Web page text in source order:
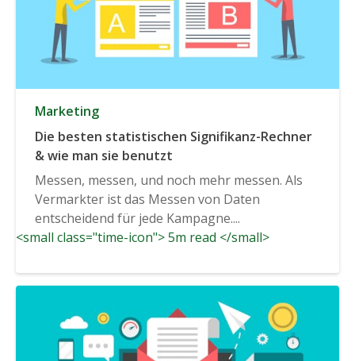
Marketing
Die besten statistischen Signifikanz-Rechner
& wie man sie benutzt
Messen, messen, und noch mehr messen. Als
Vermarkter ist das Messen von Daten
entscheidend für jede Kampagne....
<small class="time-icon"> 5m read </small>